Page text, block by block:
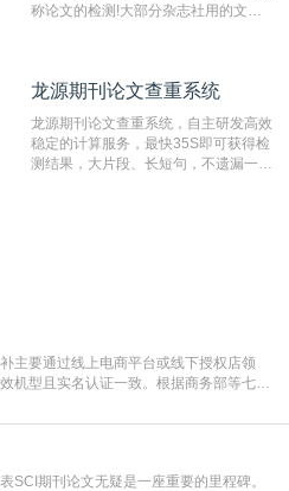
称论文的检测!大部分杂志社用的文献
编辑部检测来稿和已发表的文献,检测
测时注意填写第一作者,才能排除已发
表文献复制比。（限制字符数1万）
龙源期刊论文查重系统
龙源期刊论文查重系统，自主研发高效
稳定的计算服务，最快35S即可获得检
测结果，大片段、长短句，不遗漏一处
主要通过线上电商平台或线下授权店领
机型且实名认证一致。根据商务部等七部
(如【家电补贴1637】、【国补立省
显示为准)进入补贴专场。淘宝/天猫也可
SCI期刊论文无疑是一座重要的里程碑。